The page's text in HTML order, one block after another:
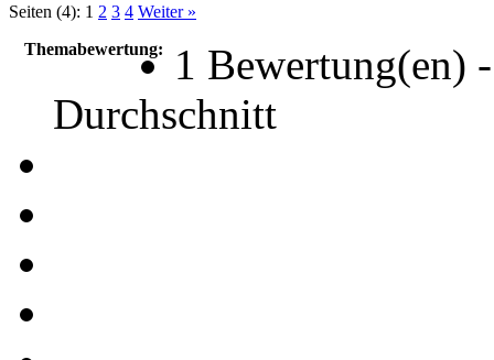
Seiten (4): 1 2 3 4 Weiter »
Themabewertung:
1 Bewertung(en)
Durchschnitt